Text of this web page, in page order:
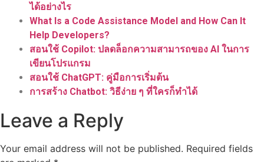
ได้อย่างไร
What Is a Code Assistance Model and How Can It
Help Developers?
สอนใช้ Copilot: ปลดล็อกความสามารถของ AI ในการ
เขียนโปรแกรม
สอนใช้ ChatGPT: คู่มือการเริ่มต้น
การสร้าง Chatbot: วิธีง่าย ๆ ที่ใครก็ทำได้
Leave a Reply
Your email address will not be published. Required fields